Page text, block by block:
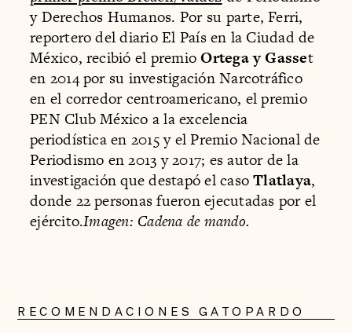
y Derechos Humanos. Por su parte, Ferri,
reportero del diario El País en la Ciudad de
México, recibió el premioOrtega y Gasset
en 2014 por su investigación Narcotráfico
en el corredor centroamericano, el premio
PEN Club México a la excelencia
periodística en 2015 y el Premio Nacional de
Periodismo en 2013 y 2017; es autor de la
investigación que destapó el casoTlatlaya,
donde 22 personas fueron ejecutadas por el
ejército.Imagen: Cadena de mando.
RECOMENDACIONES GATOPARDO